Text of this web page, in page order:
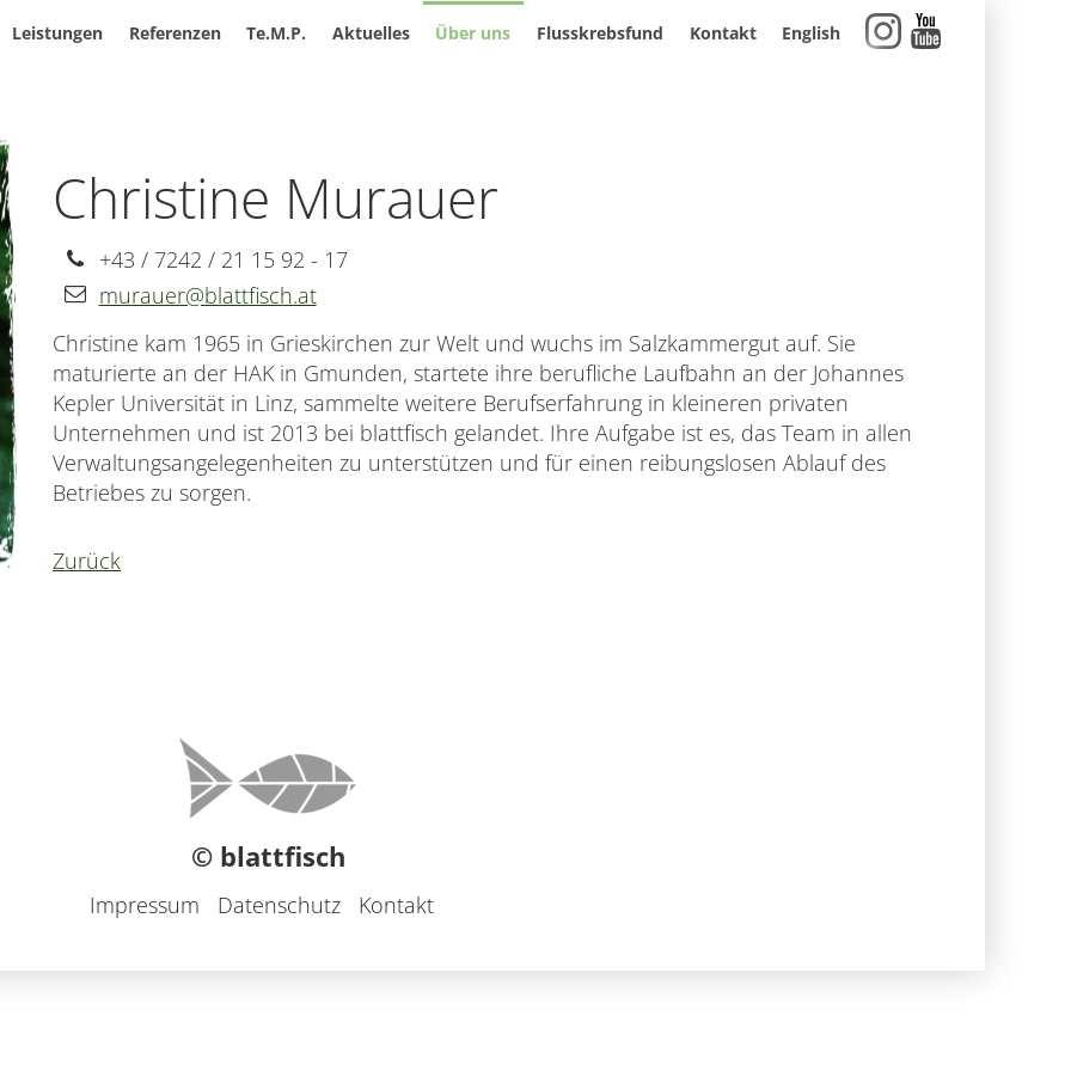
Leistungen Referenzen Te.M.P. Aktuelles Über uns Flusskrebsfund Kontakt English
Christine Murauer
Telefon
+43 / 7242 / 21 15 92 - 17
Telefon
murauer@blattfisch.at
Christine kam 1965 in Grieskirchen zur Welt und wuchs im Salzkammergut auf. Sie
maturierte an der HAK in Gmunden, startete ihre berufliche Laufbahn an der Johannes
Kepler Universität in Linz, sammelte weitere Berufserfahrung in kleineren privaten
Unternehmen und ist 2013 bei blattfisch gelandet. Ihre Aufgabe ist es, das Team in allen
Verwaltungsangelegenheiten zu unterstützen und für einen reibungslosen Ablauf des
Betriebes zu sorgen.
Zurück
© blattfisch
Impressum Datenschutz Kontakt